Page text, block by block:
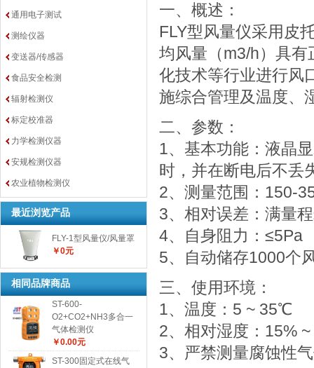
通用电子测试
测绘仪器
变送器/传感器
食品安全检测
辐射检测仪
标定校准器
力学检测仪器
安规检测仪器
农业植物检测仪
最近浏览产品
FLY-1型风量仪/风量罩
￥0元
相同品牌商品
ST-600-
O2+CO2+NH3多合一
气体检测仪
￥0.00元
ST-300固定式在线气
一、概述：
FLY型风量仪采用皮
均风量（m3/h）具
化技术等行业进行风
施综合管理及温度、
二、参数：
1、基本功能：液晶
时，并在断电后不丢
2、测量范围：150-
3、相对误差：满量
4、自身阻力：≤5Pa
5、自动储存1000个
三、使用环境：
1、温度：5 ~ 35℃
2、相对湿度：15%
3、严禁测量腐蚀性